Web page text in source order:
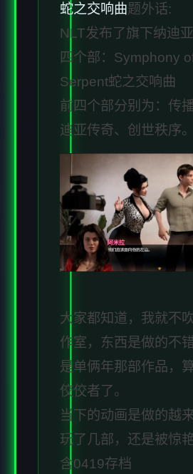
蛇之交响曲题外话:
NLT发布了旗下纳迪
四个部：Symphony
Serpent蛇之交响曲
前四个部分别为：传
迪亚传奇、创世秩序。
大家都知道，我就不
作室，东西是做的不
是单俩年那部作品，
佼佼者了。
当下的动画是做的越
玩了几部，还是被惊
含0419存档